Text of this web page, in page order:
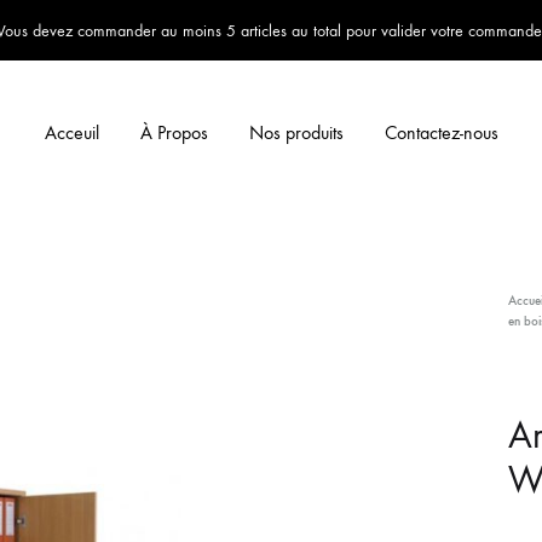
devez commander au moins 5 articles au total pour valider votre
Acceuil À Propos Nos produits Contactez-nous
en